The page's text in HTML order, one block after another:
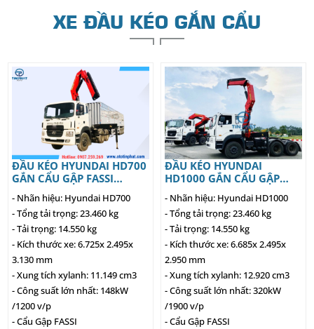
XE ĐẦU KÉO GẮN CẨU
ĐẦU KÉO HYUNDAI HD700
GẮN CẨU GẬP FASSI
- Nhãn hiệu: Hyundai HD700
- Tổng tải trọng: 23.460 kg
- Tải trọng: 14.550 kg
- Kích thước xe: 6.725x 2.495x
3.130 mm
- Xung tích xylanh: 11.149 cm3
- Công suất lớn nhất: 148kW
/1200 v/p
- Cẩu Gập FASSI
ĐẦU KÉO HYUNDAI
HD1000 GẮN CẨU GẬP
- Nhãn hiệu: Hyundai HD1000
- Tổng tải trọng: 23.460 kg
- Tải trọng: 14.550 kg
- Kích thước xe: 6.685x 2.495x
2.950 mm
- Xung tích xylanh: 12.920 cm3
- Công suất lớn nhất: 320kW
/1900 v/p
- Cẩu Gập FASSI